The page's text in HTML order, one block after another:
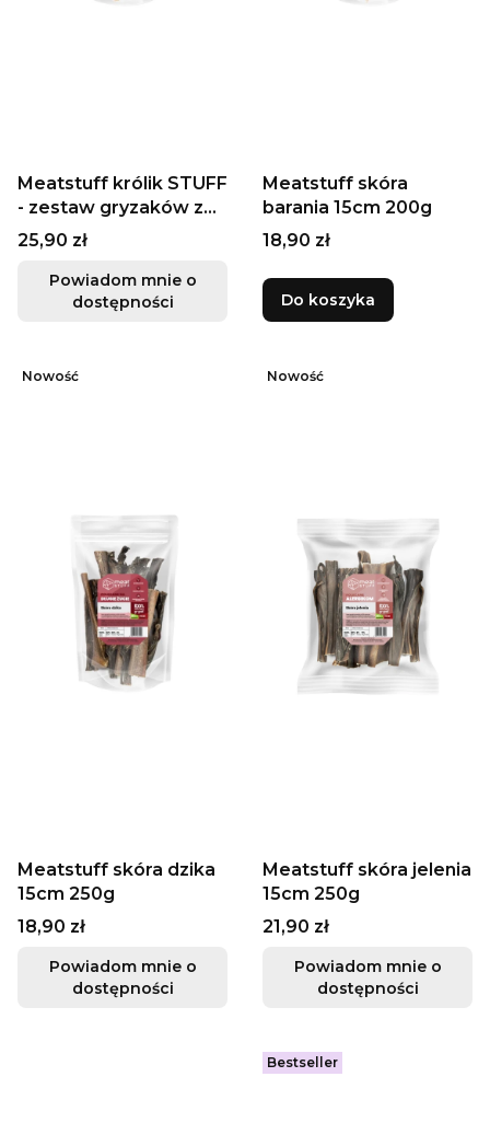
Meatstuff królik STUFF
- zestaw gryzaków z
królika 250g
Cena
25,90 zł
Powiadom mnie o
dostępności
Meatstuff skóra
barania 15cm 200g
Cena
18,90 zł
Do koszyka
Nowość
Meatstuff skóra dzika
15cm 250g
Cena
18,90 zł
Powiadom mnie o
dostępności
Nowość
Meatstuff skóra jelenia
15cm 250g
Cena
21,90 zł
Powiadom mnie o
dostępności
Bestseller